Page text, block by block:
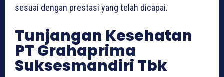
sesuai dengan prestasi yang telah dicapai.
Tunjangan Kesehatan
PT Grahaprima
Suksesmandiri Tbk